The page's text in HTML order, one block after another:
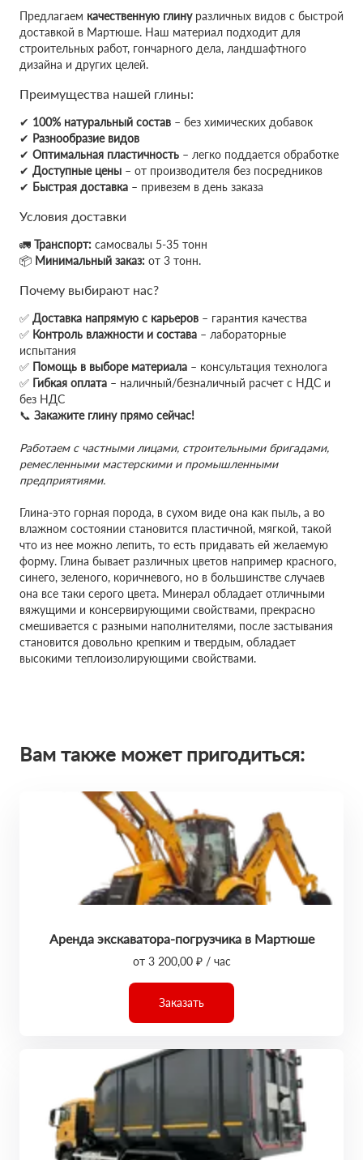
Предлагаем качественную глинуразличных видов с быстрой
доставкой в Мартюше. Наш материал подходит для
строительных работ, гончарного дела, ландшафтного
дизайна и других целей.
Преимущества нашей глины:
✔ 100% натуральный состав – без химических добавок
✔ Разнообразие видов
✔ Оптимальная пластичность – легко поддается обработке
✔ Доступные цены – от производителя без посредников
✔ Быстрая доставка – привезем в день заказа
Условия доставки
🚛 Транспорт: самосвалы 5-35 тонн
📦 Минимальный заказ: от 3 тонн.
Почему выбирают нас?
✅ Доставка напрямую с карьеров – гарантия качества
✅ Контроль влажности и состава – лабораторные
испытания
✅ Помощь в выборе материала – консультация технолога
✅ Гибкая оплата – наличный/безналичный расчет с НДС и
без НДС
📞 Закажите глину прямо сейчас!
Работаем с частными лицами, строительными бригадами,
ремесленными мастерскими и промышленными
предприятиями.
Глина-это горная порода, в сухом виде она как пыль, а во
влажном состоянии становится пластичной, мягкой, такой
что из нее можно лепить, то есть придавать ей желаемую
форму. Глина бывает различных цветов например красного,
синего, зеленого, коричневого, но в большинстве случаев
она все таки серого цвета. Минерал обладает отличными
вяжущими и консервирующими свойствами, прекрасно
смешивается с разными наполнителями, после застывания
становится довольно крепким и твердым, обладает
высокими теплоизолирующими свойствами.
Вам также может пригодиться:
Аренда экскаватора-погрузчика в Мартюше
от 3 200,00 ₽ / час
Заказать